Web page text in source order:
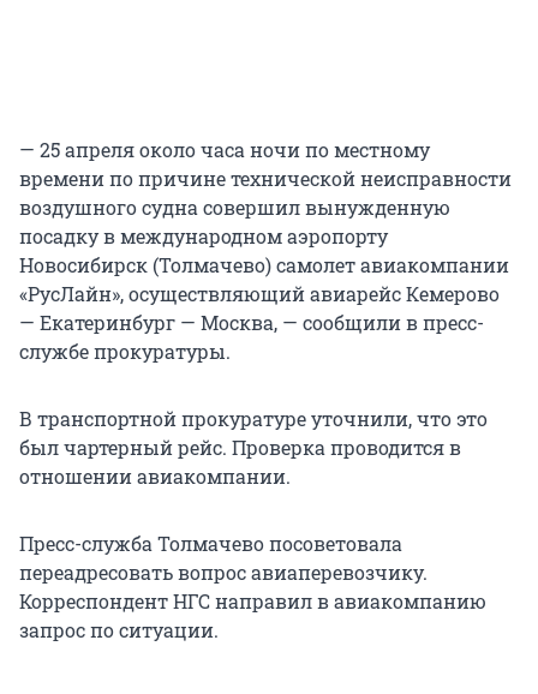
— 25 апреля около часа ночи по местному
времени по причине технической неисправности
воздушного судна совершил вынужденную
посадку в международном аэропорту
Новосибирск (Толмачево) самолет авиакомпании
«РусЛайн», осуществляющий авиарейс Кемерово
— Екатеринбург — Москва, — сообщили в пресс-
службе прокуратуры.
В транспортной прокуратуре уточнили, что это
был чартерный рейс. Проверка проводится в
отношении авиакомпании.
Пресс-служба Толмачево посоветовала
переадресовать вопрос авиаперевозчику.
Корреспондент НГС направил в авиакомпанию
запрос по ситуации.